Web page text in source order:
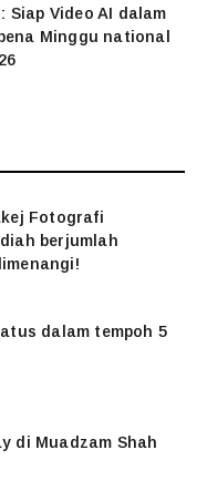
Siap Video AI dalam
Minggu national
Fotografi
berjumlah
dalam tempoh 5
di Muadzam Shah